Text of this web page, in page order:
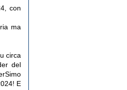
con
ma
circa
del
E